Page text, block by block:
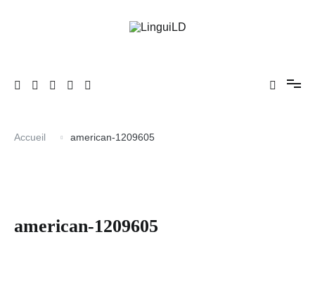
Accueil american-1209605
american-1209605